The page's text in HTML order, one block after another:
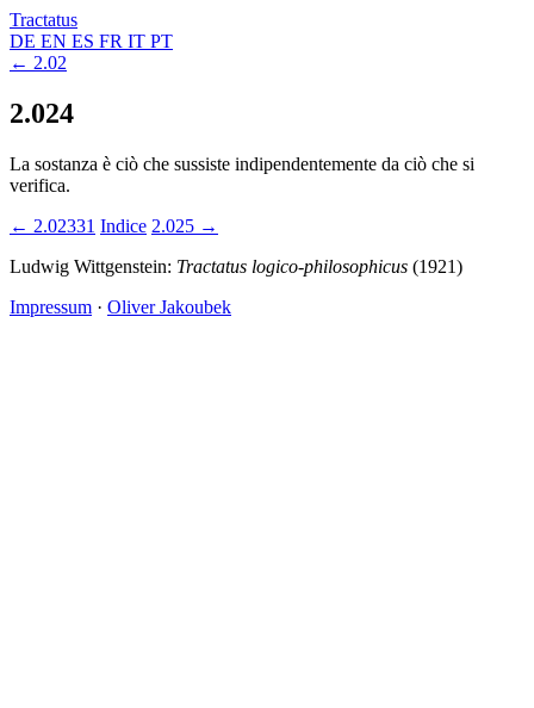
Tractatus
DE EN ES FR IT PT
← 2.02
2.024
La sostanza è ciò che sussiste indipendentemente da ciò che si
verifica.
← 2.02331 Indice 2.025 →
Ludwig Wittgenstein: Tractatus logico-philosophicus (1921)
Impressum · Oliver Jakoubek